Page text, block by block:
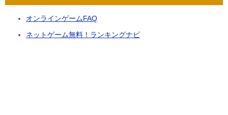
オンラインゲームFAQ
ネットゲーム無料！ランキングナビ